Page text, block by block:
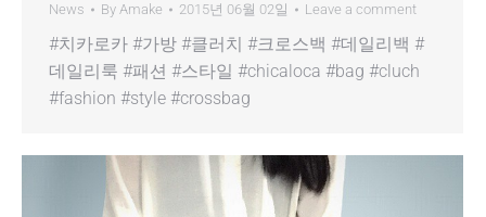
News By Amake 2015년 06월 02일 Leave a comment
#치카로카 #가방 #클러치 #크로스백 #데일리백 #
데일리룩 #패션 #스타일 #chicaloca #bag #cluch
#fashion #style #crossbag